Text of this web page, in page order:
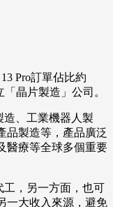
Pro訂單佔比約
晶片製造」公司。
造、工業機器人製
品製造等，產品廣泛
醫療等全球多個重要
工，另一方面，也可
一大收入來源，避免